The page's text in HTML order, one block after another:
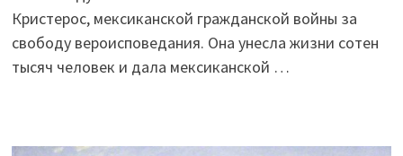
Кристерос, мексиканской гражданской войны за
свободу вероисповедания. Она унесла жизни сотен
тысяч человек и дала мексиканской …